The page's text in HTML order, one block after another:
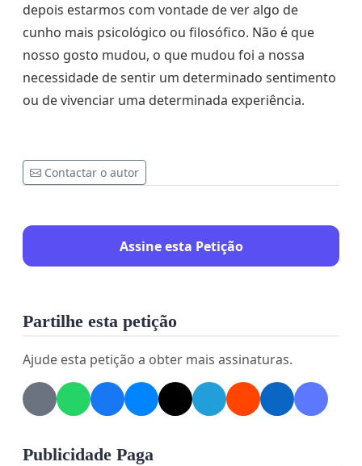
depois estarmos com vontade de ver algo de
cunho mais psicológico ou filosófico. Não é que
nosso gosto mudou, o que mudou foi a nossa
necessidade de sentir um determinado sentimento
ou de vivenciar uma determinada experiência.
Contactar o autor
Assine esta Petição
Partilhe esta petição
Ajude esta petição a obter mais assinaturas.
Publicidade Paga